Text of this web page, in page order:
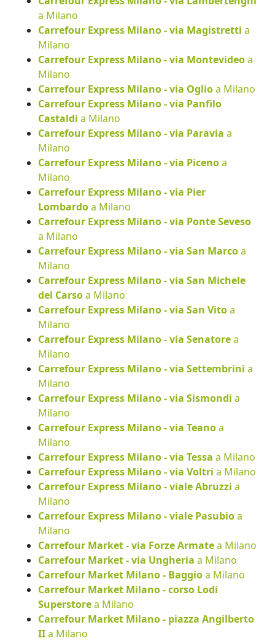
a Milano
Carrefour Express Milano - via Magistretti a
Milano
Carrefour Express Milano - via Montevideoa
Milano
Carrefour Express Milano - via Oglioa Milano
Carrefour Express Milano - via Panfilo
Castaldi a Milano
Carrefour Express Milano - via Paravia a
Milano
Carrefour Express Milano - via Picenoa
Milano
Carrefour Express Milano - via Pier
Lombardoa Milano
Carrefour Express Milano - via Ponte Seveso
a Milano
Carrefour Express Milano - via San Marcoa
Milano
Carrefour Express Milano - via San Michele
del Carsoa Milano
Carrefour Express Milano - via San Vitoa
Milano
Carrefour Express Milano - via Senatorea
Milano
Carrefour Express Milano - via Settembrini a
Milano
Carrefour Express Milano - via Sismondi a
Milano
Carrefour Express Milano - via Teanoa
Milano
Carrefour Express Milano - via Tessa a Milano
Carrefour Express Milano - via Voltri a Milano
Carrefour Express Milano - viale Abruzzi a
Milano
Carrefour Express Milano - viale Pasubioa
Milano
Carrefour Market - via Forze Armatea Milano
Carrefour Market - via Ungheria a Milano
Carrefour Market Milano - Baggioa Milano
Carrefour Market Milano - corso Lodi
Superstorea Milano
Carrefour Market Milano - piazza Angilberto
IIa Milano